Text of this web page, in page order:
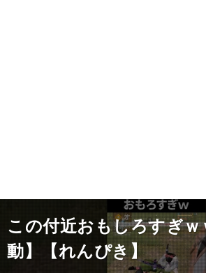
この付近おもしろすぎｗ
動】【れんぴき】